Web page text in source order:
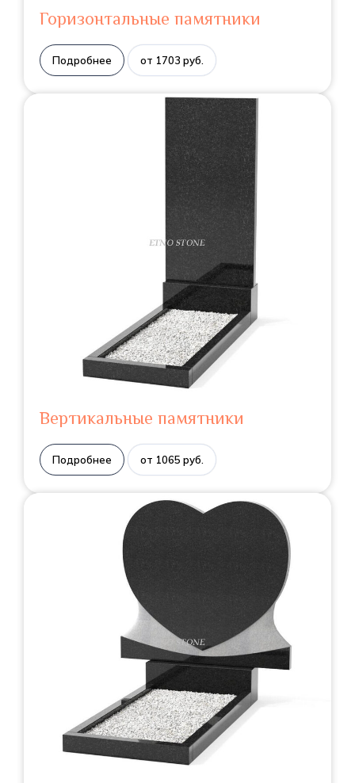
Горизонтальные памятники
Подробнее от 1703 руб.
Вертикальные памятники
Подробнее от 1065 руб.